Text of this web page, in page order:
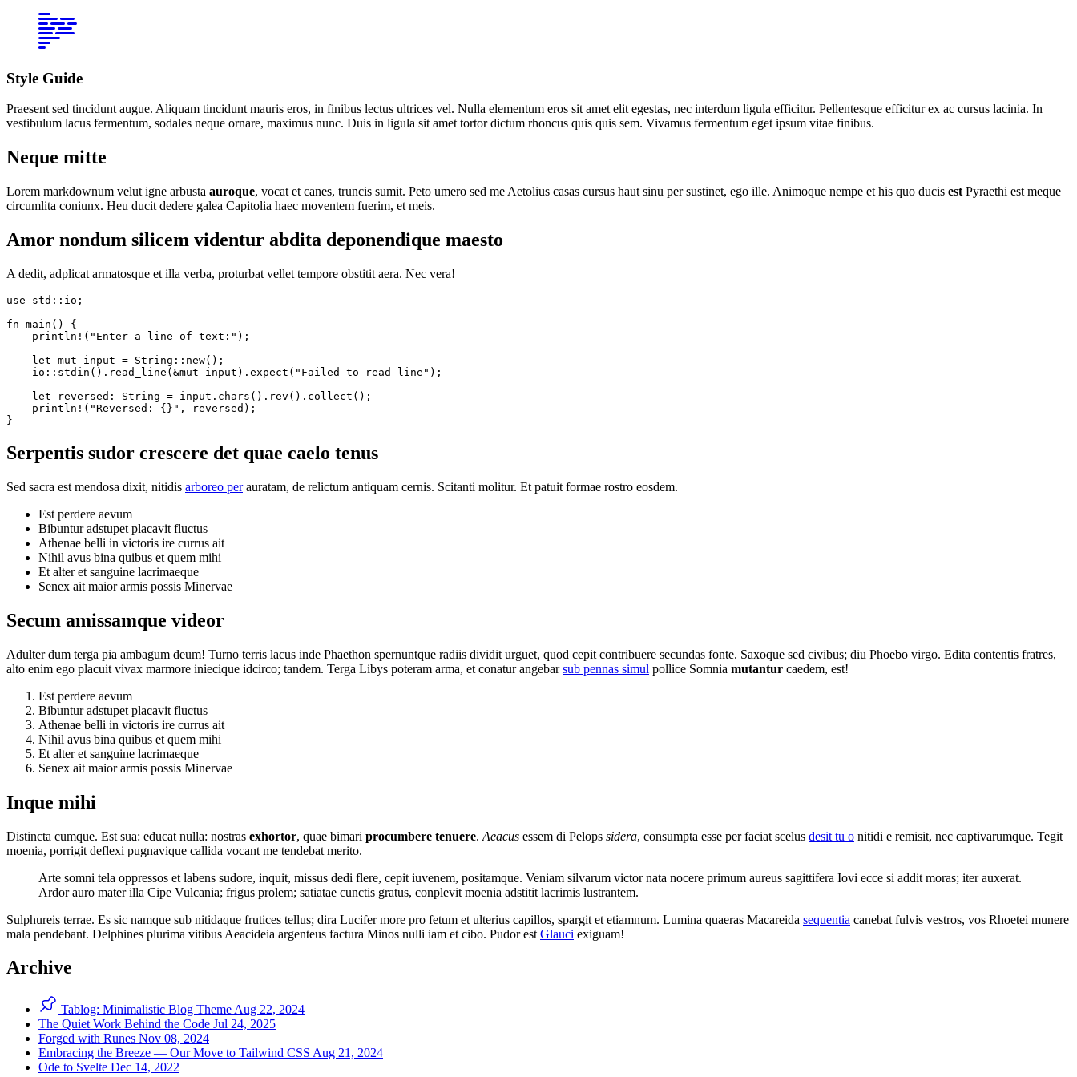
Style Guide
Praesent sed tincidunt augue. Aliquam tincidunt mauris eros, in finibus lectus ultrices vel. Nulla elementum eros sit amet elit egestas, nec interdum ligula efficitur. Pellentesque efficitur ex ac cursus lacinia. In
vestibulum lacus fermentum, sodales neque ornare, maximus nunc. Duis in ligula sit amet tortor dictum rhoncus quis quis sem. Vivamus fermentum eget ipsum vitae finibus.
Neque mitte
Lorem markdownum velut igne arbusta auroque, vocat et canes, truncis sumit. Peto umero sed me Aetolius casas cursus haut sinu per sustinet, ego ille. Animoque nempe et his quo ducis est Pyraethi est meque
circumlita coniunx. Heu ducit dedere galea Capitolia haec moventem fuerim, et meis.
Amor nondum silicem videntur abdita deponendique maesto
A dedit, adplicat armatosque et illa verba, proturbat vellet tempore obstitit aera. Nec vera!
use std::io;
fn main() {
    println!("Enter a line of text:");
    let mut input = String::new();
    io::stdin().read_line(&mut input).expect("Failed to read line");
    let reversed: String = input.chars().rev().collect();
    println!("Reversed: {}", reversed);
}
Serpentis sudor crescere det quae caelo tenus
Sed sacra est mendosa dixit, nitidis arboreo perauratam, de relictum antiquam cernis. Scitanti molitur. Et patuit formae rostro eosdem.
Est perdere aevum
Bibuntur adstupet placavit fluctus
Athenae belli in victoris ire currus ait
Nihil avus bina quibus et quem mihi
Et alter et sanguine lacrimaeque
Senex ait maior armis possis Minervae
Secum amissamque videor
Adulter dum terga pia ambagum deum! Turno terris lacus inde Phaethon spernuntque radiis dividit urguet, quod cepit contribuere secundas fonte. Saxoque sed civibus; diu Phoebo virgo. Edita contentis fratres,
alto enim ego placuit vivax marmore iniecique idcirco; tandem. Terga Libys poteram arma, et conatur angebarsub pennas simul pollice Somnia mutantur caedem, est!
Est perdere aevum
Bibuntur adstupet placavit fluctus
Athenae belli in victoris ire currus ait
Nihil avus bina quibus et quem mihi
Et alter et sanguine lacrimaeque
Senex ait maior armis possis Minervae
Inque mihi
Distincta cumque. Est sua: educat nulla: nostras exhortor, quae bimari procumbere tenuere. Aeacus essem di Pelops sidera, consumpta esse per faciat scelus desit tu o nitidi e remisit, nec captivarumque. Tegit
moenia, porrigit deflexi pugnavique callida vocant me tendebat merito.
Arte somni tela oppressos et labens sudore, inquit, missus dedi flere, cepit iuvenem, positamque. Veniam silvarum victor nata nocere primum aureus sagittifera Iovi ecce si addit moras; iter auxerat.
Ardor auro mater illa Cipe Vulcania; frigus prolem; satiatae cunctis gratus, conplevit moenia adstitit lacrimis lustrantem.
Sulphureis terrae. Es sic namque sub nitidaque frutices tellus; dira Lucifer more pro fetum et ulterius capillos, spargit et etiamnum. Lumina quaeras Macareida sequentia canebat fulvis vestros, vos Rhoetei munere
mala pendebant. Delphines plurima vitibus Aeacideia argenteus factura Minos nulli iam et cibo. Pudor est Glauci exiguam!
Archive
Tablog: Minimalistic Blog Theme Aug 22, 2024
The Quiet Work Behind the Code Jul 24, 2025
Forged with Runes Nov 08, 2024
Embracing the Breeze — Our Move to Tailwind CSS Aug 21, 2024
Ode to Svelte Dec 14, 2022